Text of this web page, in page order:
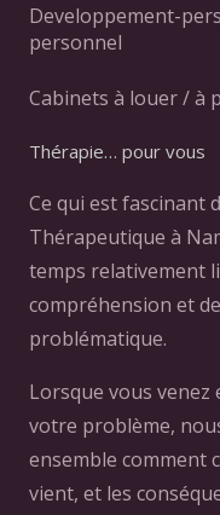
Developpement-
personnel
Cabinets à louer / à
Thérapie… pour vous
Ce qui est fascinant
Thérapeutique à
temps relativement
compréhension et
problématique.
Lorsque vous
votre problème,
ensemble comment
vient, et les